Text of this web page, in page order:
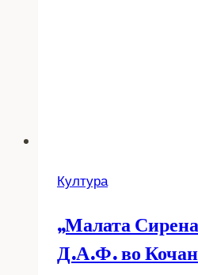
Култура
„Малата
Д.А.Ф. во